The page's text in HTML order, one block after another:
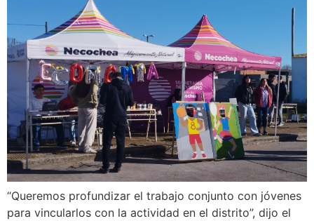
“Queremos profundizar el trabajo conjunto con jóvenes
para vincularlos con la actividad en el distrito”, dijo el